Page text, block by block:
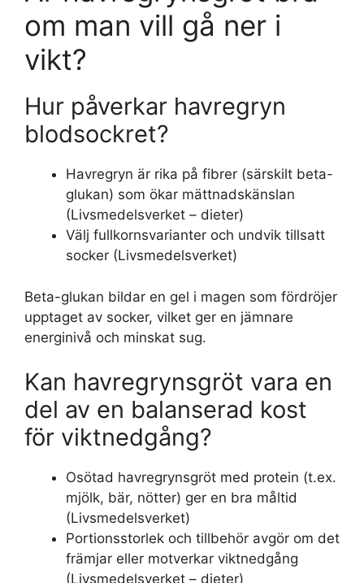
om man vill gå ner i
vikt?
Hur påverkar havregryn
blodsockret?
Havregryn är rika på fibrer (särskilt beta-
glukan) som ökar mättnadskänslan
(Livsmedelsverket – dieter)
Välj fullkornsvarianter och undvik tillsatt
socker (Livsmedelsverket)
Beta-glukan bildar en gel i magen som fördröjer
upptaget av socker, vilket ger en jämnare
energinivå och minskat sug.
Kan havregrynsgröt vara en
del av en balanserad kost
för viktnedgång?
Osötad havregrynsgröt med protein (t.ex.
mjölk, bär, nötter) ger en bra måltid
(Livsmedelsverket)
Portionsstorlek och tillbehör avgör om det
främjar eller motverkar viktnedgång
(Livsmedelsverket – dieter)